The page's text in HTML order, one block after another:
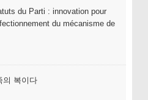
du Parti : innovation pour
du mécanisme de
의 복이다